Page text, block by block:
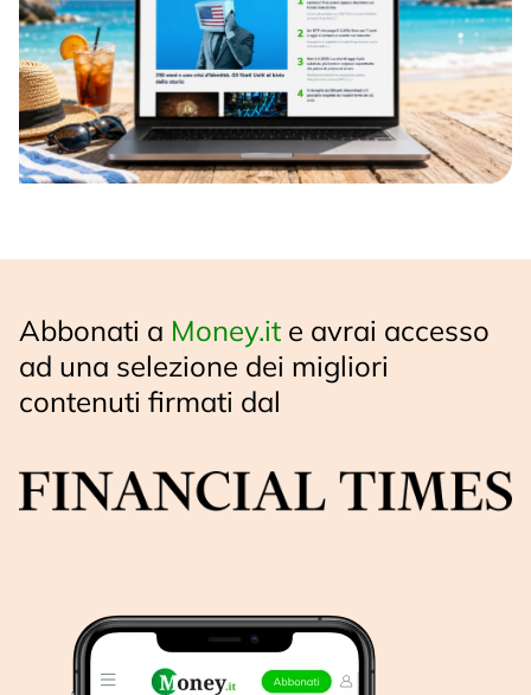
Abbonati a Money.it e avrai accesso
ad una selezione dei migliori
contenuti firmati dal